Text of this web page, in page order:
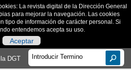
La revista digital de la Dirección General
para mejorar la navegación. Las cookies
tipo de información de carácter personal. Si
entendemos acepta su uso.
Aceptar
la DGT